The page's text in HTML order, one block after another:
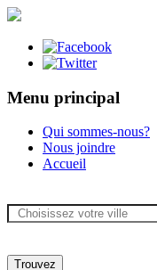
Menu principal
Qui sommes-nous?
Nous joindre
Accueil